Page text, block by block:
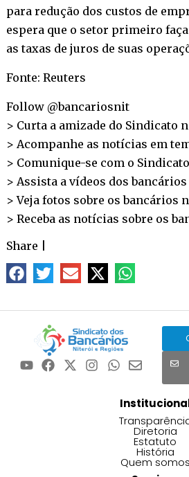
para redução dos custos de
espera que o setor primeiro
as taxas de juros de suas
Fonte: Reuters
Follow @bancariosnit
> Curta a amizade do Sindicato
> Acompanhe as notícias em
> Comunique-se com o
> Assista a vídeos dos
> Veja fotos sobre os bancários
> Receba as notícias sobre os
Share
Diretoria
Estatuto
História
Quem somos